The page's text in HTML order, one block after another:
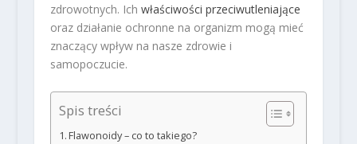
zdrowotnych. Ich właściwości przeciwutleniające
oraz działanie ochronne na organizm mogą mieć
znaczący wpływ na nasze zdrowie i
samopoczucie.
Spis treści
Flawonoidy – co to takiego?